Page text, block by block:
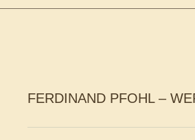
FERDINAND PFOHL –